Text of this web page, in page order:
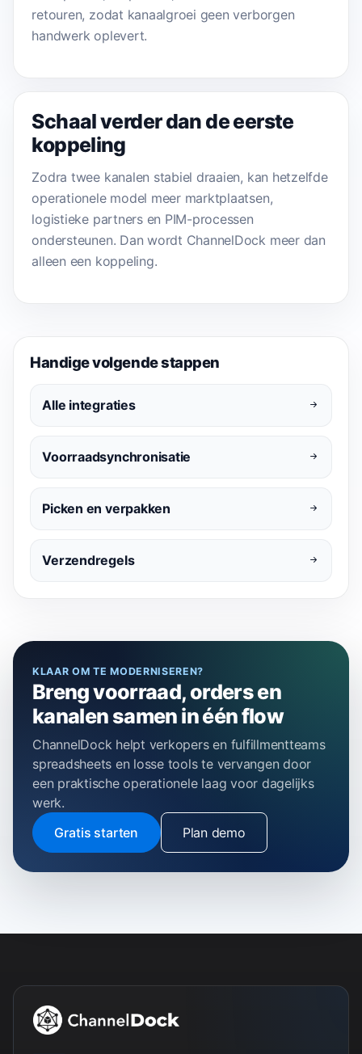
retouren, zodat kanaalgroei geen verborgen
handwerk oplevert.
Schaal verder dan de eerste
koppeling
Zodra twee kanalen stabiel draaien, kan hetzelfde
operationele model meer marktplaatsen,
logistieke partners en PIM-processen
ondersteunen. Dan wordt ChannelDock meer dan
alleen een koppeling.
Handige volgende stappen
Alle integraties
Voorraadsynchronisatie
Picken en verpakken
Verzendregels
KLAAR OM TE MODERNISEREN?
Breng voorraad, orders en
kanalen samen in één flow
ChannelDock helpt verkopers en fulfillmentteams
spreadsheets en losse tools te vervangen door
een praktische operationele laag voor dagelijks
werk.
Gratis starten
Plan demo